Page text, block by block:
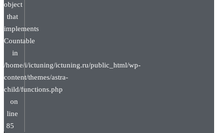
object
that
implements
Countable
in
/home/i/ictuning/ictuning.ru/public_html/wp-
content/themes/astra-
child/functions.php
on
line
85